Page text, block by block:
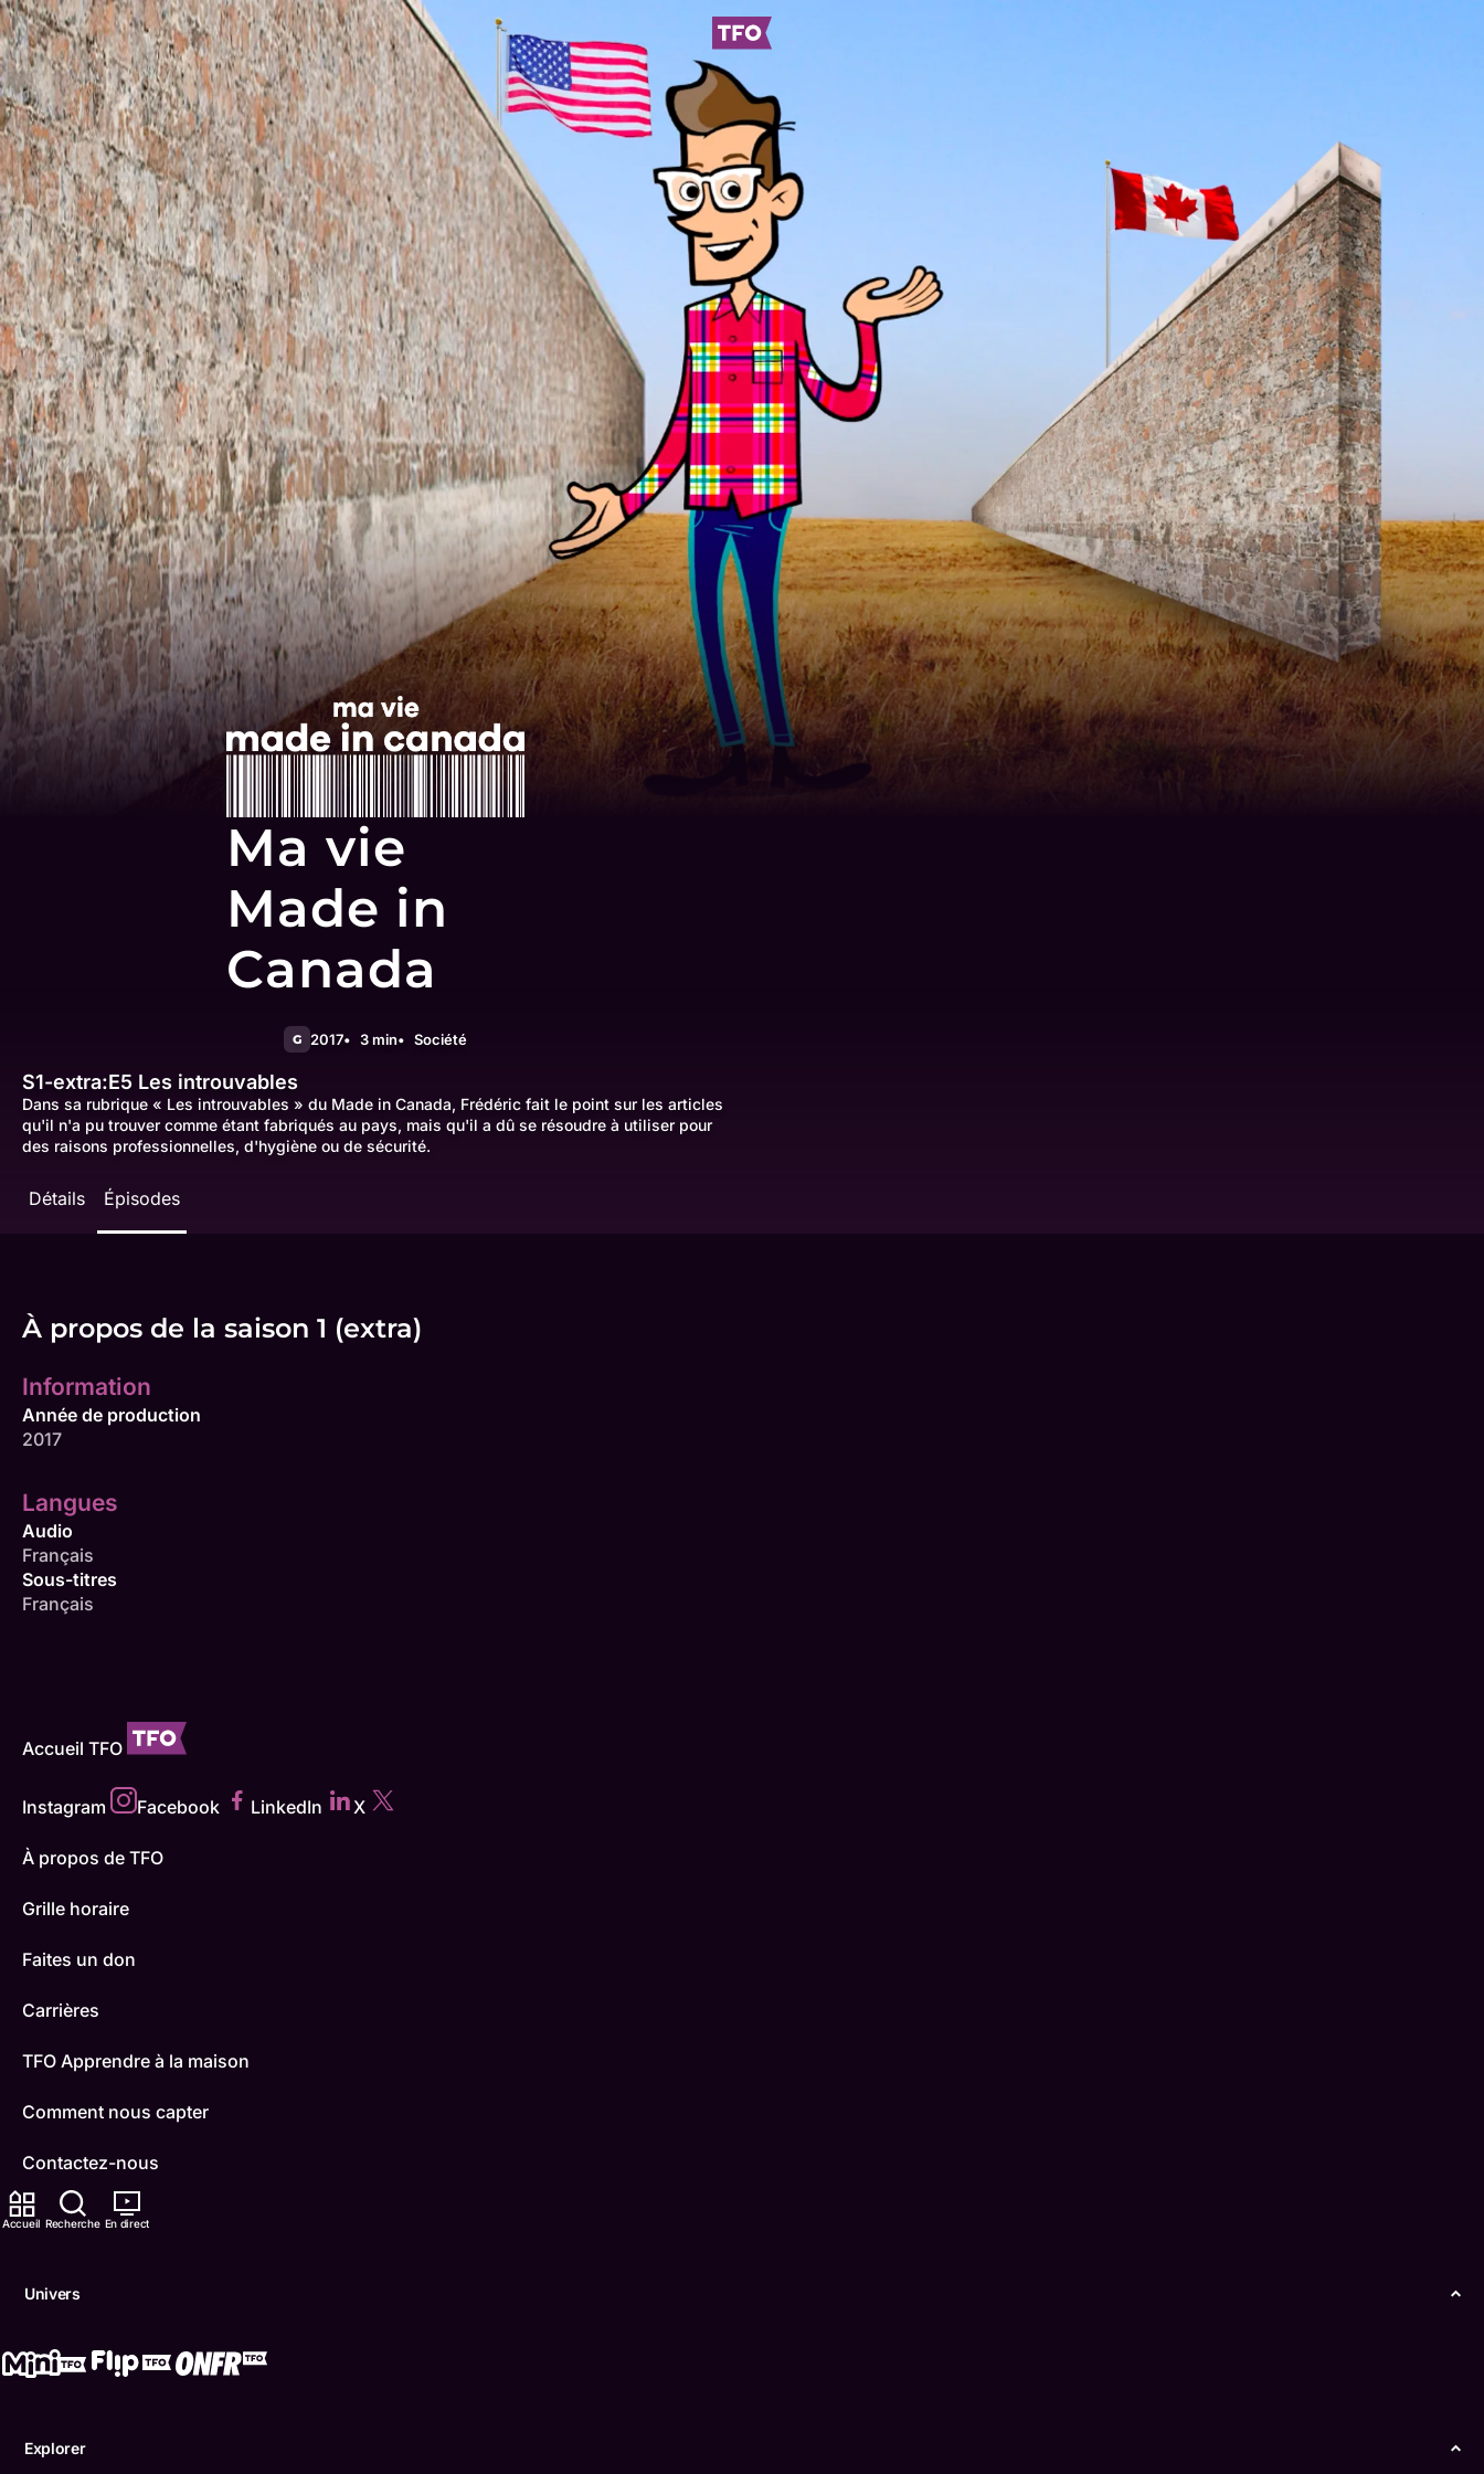
Accueil Recherche En direct
Univers
Explorer
Ma vie
Made in
Canada
G 2017 3 min Société
S1-extra:E5 Les introuvables
Dans sa rubrique « Les introuvables » du Made in Canada, Frédéric fait le point sur les articles
qu'il n'a pu trouver comme étant fabriqués au pays, mais qu'il a dû se résoudre à utiliser pour
des raisons professionnelles, d'hygiène ou de sécurité.
Détails Épisodes
À propos de la saison 1 (extra)
Information
Année de production
2017
Langues
Audio
Français
Sous-titres
Français
Accueil TFO
Instagram Facebook LinkedIn X
À propos de TFO
Grille horaire
Faites un don
Carrières
TFO Apprendre à la maison
Comment nous capter
Contactez-nous
ONFR
Conditions d'utilisation